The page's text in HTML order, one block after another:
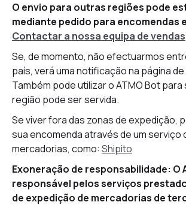
O envio para outras regiões pode
mediante pedido para encomendas
Contactar a nossa equipa de vendas
Se, de momento, não efectuarmos
país, verá uma notificação na página
Também pode utilizar o ATMO Bot
região pode ser servida.
Se viver fora das zonas de expedição,
sua encomenda através de um serviço
mercadorias, como: Shipito‍
Exoneração de responsabilidade: O
responsável pelos serviços
de expedição de mercadorias de